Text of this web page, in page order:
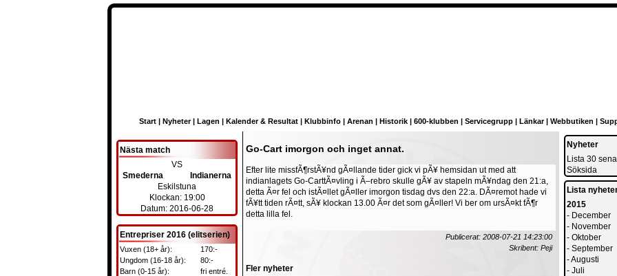
Start | Nyheter| Lagen | Kalender & Resultat | Klubbinfo | Arenan | Historik | 600-klubben | Servicegrupp | Länkar| Webbutiken |
Nästa match
VS
Smederna Indianerna
Eskilstuna
Klockan: 19:00
Datum: 2016-06-28
Entrepriser 2016 (elitserien)
Vuxen (18+ år):
170:-
Ungdom (16-18 år):
80:-
Barn (0-15 år):
fri entré.
Go-Cart imorgon och inget annat.
Efter lite missfÃ¶rstÃ¥nd gÃ¤llande tider gick vi pÃ¥ hemsidan ut med att
indianlagets Go-CarttÃ¤vling i Ã–rebro skulle gÃ¥ av stapeln mÃ¥ndag den 21:a,
detta Ã¤r fel och istÃ¤llet gÃ¤ller imorgon tisdag dvs den 22:a. DÃ¤remot hade vi
fÃ¥tt tiden rÃ¤tt, sÃ¥ klockan 13.00 Ã¤r det som gÃ¤ller! Vi ber om ursÃ¤kt fÃ¶r
detta lilla fel.
Publicerat: 2008-07-21 14:23:00
Skribent: Peji
Fler nyheter
Nyheter
Lista 30
Söksida
Lista
2015
- December
- November
- Oktober
- September
-Augusti
- Juli